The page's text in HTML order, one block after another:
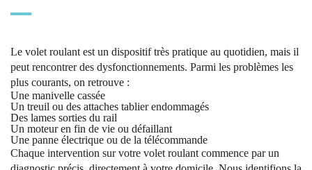
Le volet roulant est un dispositif très pratique au quotidien, mais il
peut rencontrer des dysfonctionnements. Parmi les problèmes les
plus courants, on retrouve :
Une manivelle cassée
Un treuil ou des attaches tablier endommagés
Des lames sorties du rail
Un moteur en fin de vie ou défaillant
Une panne électrique ou de la télécommande
Chaque intervention sur votre volet roulant commence par un